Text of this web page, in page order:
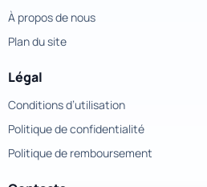
À propos de nous
Plan du site
Légal
Conditions d’utilisation
Politique de confidentialité
Politique de remboursement